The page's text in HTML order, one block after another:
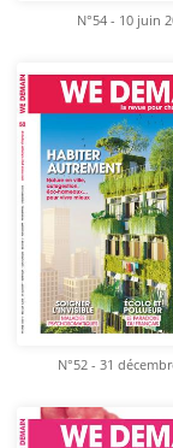
N°54 - 10 juin
N°52 - 31